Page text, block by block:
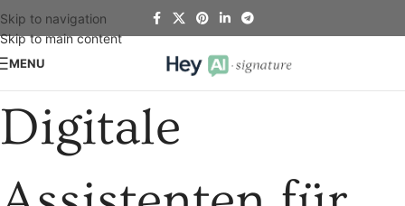
Skip to navigation
Skip to main content
MENU
Digitale